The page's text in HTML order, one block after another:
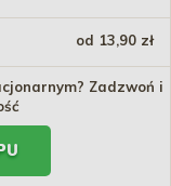
od 13,90 zł
Zadzwoń i